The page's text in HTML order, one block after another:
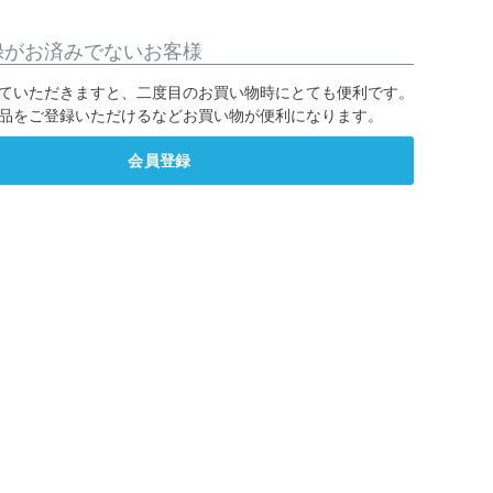
がお済みでないお客様
いただきますと、二度目のお買い物時にとても便利です。
をご登録いただけるなどお買い物が便利になります。
会員登録